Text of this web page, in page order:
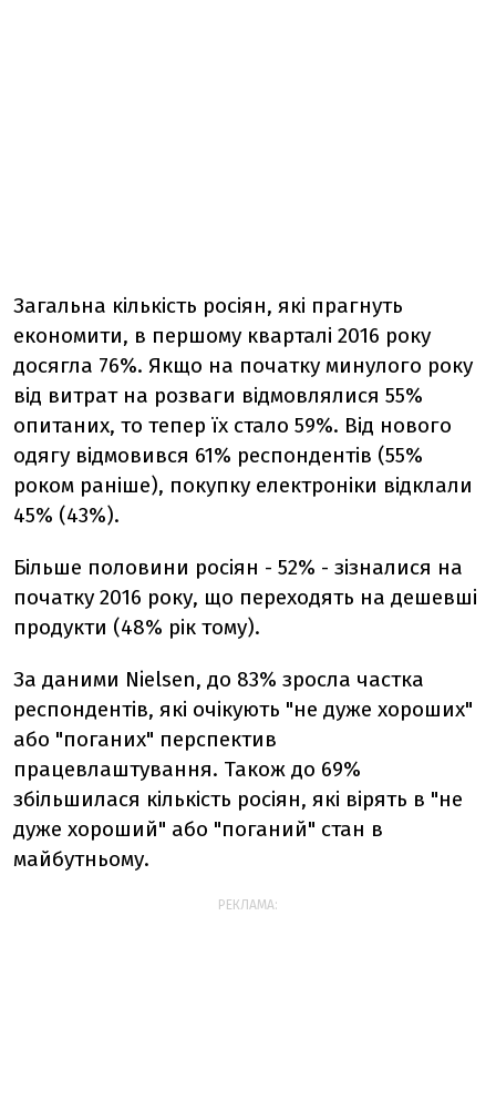
Загальна кількість росіян, які прагнуть
економити, в першому кварталі 2016 року
досягла 76%. Якщо на початку минулого року
від витрат на розваги відмовлялися 55%
опитаних, то тепер їх стало 59%. Від нового
одягу відмовився 61% респондентів (55%
роком раніше), покупку електроніки відклали
45% (43%).
Більше половини росіян - 52% - зізналися на
початку 2016 року, що переходять на дешевші
продукти (48% рік тому).
За даними Nielsen, до 83% зросла частка
респондентів, які очікують "не дуже хороших"
або "поганих" перспектив
працевлаштування. Також до 69%
збільшилася кількість росіян, які вірять в "не
дуже хороший" або "поганий" стан в
майбутньому.
РЕКЛАМА: